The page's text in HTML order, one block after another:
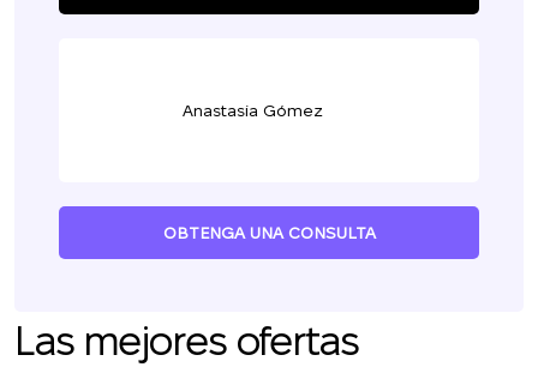
Anastasia Gómez
OBTENGA UNA CONSULTA
Las mejores ofertas